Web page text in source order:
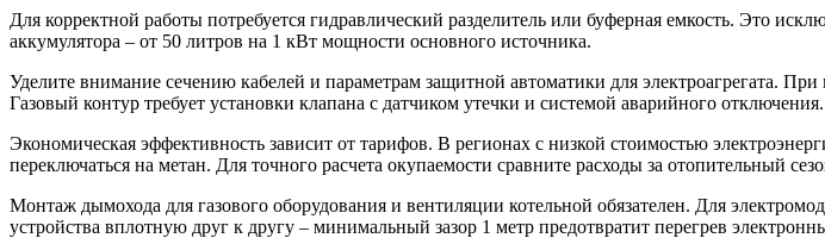
Для корректной работы потребуется гидравлический разделитель или буферная емкость. Это
аккумулятора – от 50 литров на 1 кВт мощности основного источника.
Уделите внимание сечению кабелей и параметрам защитной автоматики для электроагрегата.
Газовый контур требует установки клапана с датчиком утечки и системой аварийного отключения.
Экономическая эффективность зависит от тарифов. В регионах с низкой стоимостью
переключаться на метан. Для точного расчета окупаемости сравните расходы за отопительный
Монтаж дымохода для газового оборудования и вентиляции котельной обязателен. Для
устройства вплотную друг к другу – минимальный зазор 1 метр предотвратит перегрев